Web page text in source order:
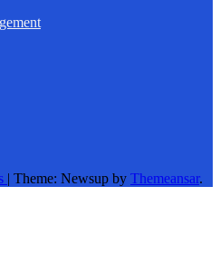
| Theme: Newsup by Themeansar.